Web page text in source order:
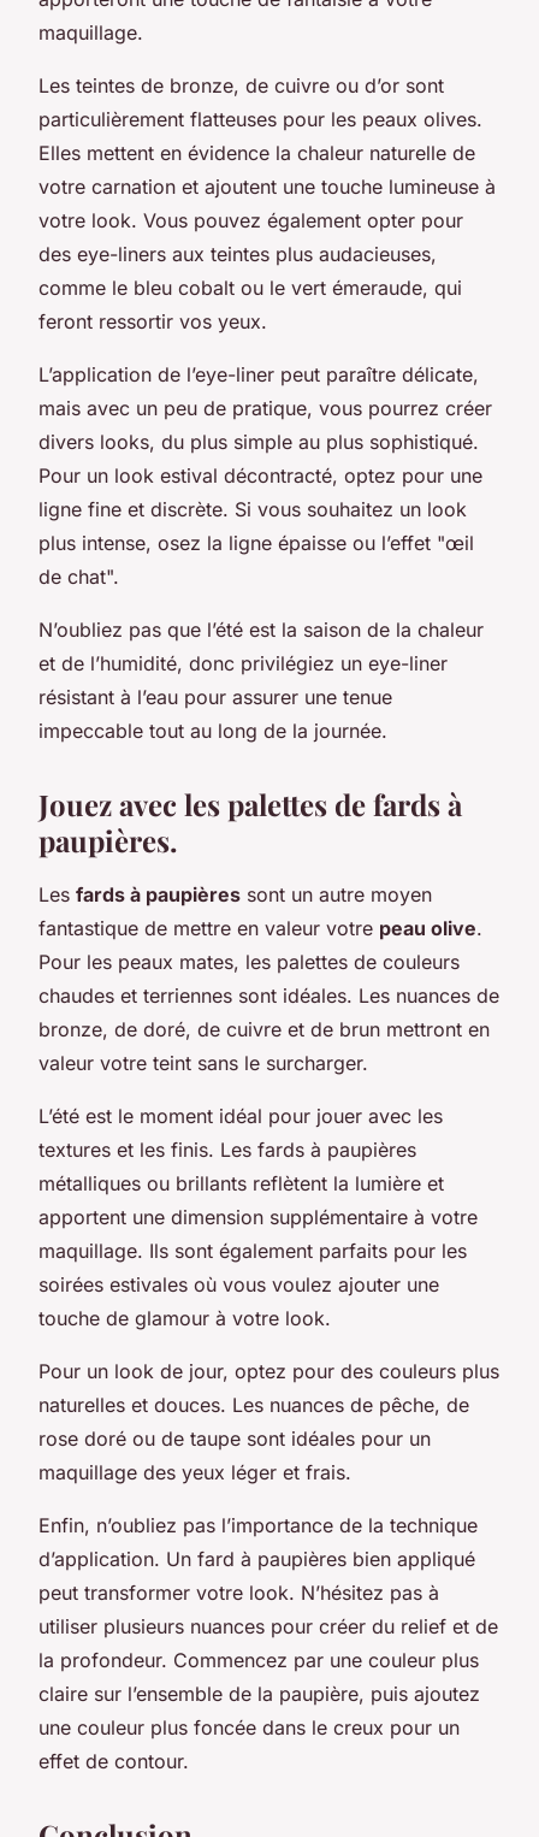
maquillage.
Les teintes de bronze, de cuivre ou d’or sont
particulièrement flatteuses pour les peaux olives.
Elles mettent en évidence la chaleur naturelle de
votre carnation et ajoutent une touche lumineuse à
votre look. Vous pouvez également opter pour
des eye-liners aux teintes plus audacieuses,
comme le bleu cobalt ou le vert émeraude, qui
feront ressortir vos yeux.
L’application de l’eye-liner peut paraître délicate,
mais avec un peu de pratique, vous pourrez créer
divers looks, du plus simple au plus sophistiqué.
Pour un look estival décontracté, optez pour une
ligne fine et discrète. Si vous souhaitez un look
plus intense, osez la ligne épaisse ou l’effet "œil
de chat".
N’oubliez pas que l’été est la saison de la chaleur
et de l’humidité, donc privilégiez un eye-liner
résistant à l’eau pour assurer une tenue
impeccable tout au long de la journée.
Jouez avec les palettes de fards à
paupières.
Les fards à paupières sont un autre moyen
fantastique de mettre en valeur votre peau olive.
Pour les peaux mates, les palettes de couleurs
chaudes et terriennes sont idéales. Les nuances de
bronze, de doré, de cuivre et de brun mettront en
valeur votre teint sans le surcharger.
L’été est le moment idéal pour jouer avec les
textures et les finis. Les fards à paupières
métalliques ou brillants reflètent la lumière et
apportent une dimension supplémentaire à votre
maquillage. Ils sont également parfaits pour les
soirées estivales où vous voulez ajouter une
touche de glamour à votre look.
Pour un look de jour, optez pour des couleurs plus
naturelles et douces. Les nuances de pêche, de
rose doré ou de taupe sont idéales pour un
maquillage des yeux léger et frais.
Enfin, n’oubliez pas l’importance de la technique
d’application. Un fard à paupières bien appliqué
peut transformer votre look. N’hésitez pas à
utiliser plusieurs nuances pour créer du relief et de
la profondeur. Commencez par une couleur plus
claire sur l’ensemble de la paupière, puis ajoutez
une couleur plus foncée dans le creux pour un
effet de contour.